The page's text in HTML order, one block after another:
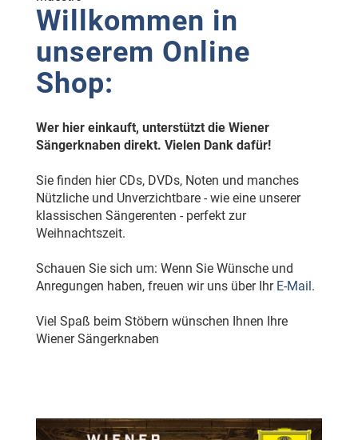
Willkommen in
unserem Online
Shop:
Wer hier einkauft, unterstützt die Wiener
Sängerknaben direkt. Vielen Dank dafür!
Sie finden hier CDs, DVDs, Noten und manches
Nützliche und Unverzichtbare - wie eine unserer
klassischen Sängerenten - perfekt zur
Weihnachtszeit.
Schauen Sie sich um: Wenn Sie Wünsche und
Anregungen haben, freuen wir uns über Ihr E-Mail .
Viel Spaß beim Stöbern wünschen Ihnen Ihre
Wiener Sängerknaben